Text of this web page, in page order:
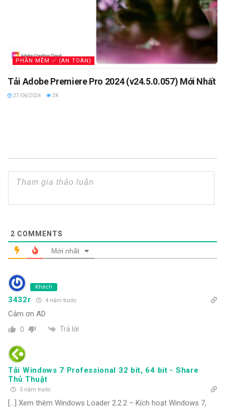
PHẦN MỀM ✅ (AN TOÀN)
Tải Adobe Premiere Pro 2024 (v24.5.0.057) Mới Nhất
27/06/2024 2K
2 COMMENTS
Mới nhất
Khách
3432r 4 năm trước
Cảm ơn AD
0 Trả lời
Tải Windows 7 Professional 32 bit, 64 bit - Share
Thủ Thuật
5 năm trước
[…] Xem thêm Windows Loader 2.2.2 – Kích hoạt Windows 7,